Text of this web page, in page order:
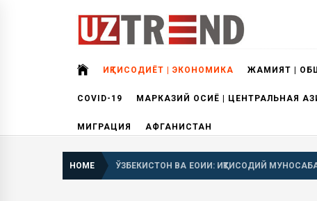
uztrend
ИҚТИСОДИЁТ | ЭКОНОМИКА ЖАМИЯТ |
COVID-19 МАРКАЗИЙ ОСИЁ | ЦЕНТРАЛЬНАЯ
МИГРАЦИЯ АФГАНИСТАН
HOME ЎЗБЕКИСТОН ВА ЕОИИ: ИҚТИСОДИЙ